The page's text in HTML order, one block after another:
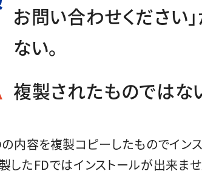
お問い合わせください
ない。
複製されたものではな
内容を複製コピーしたものでイン
したFDではインストールが出来ませ